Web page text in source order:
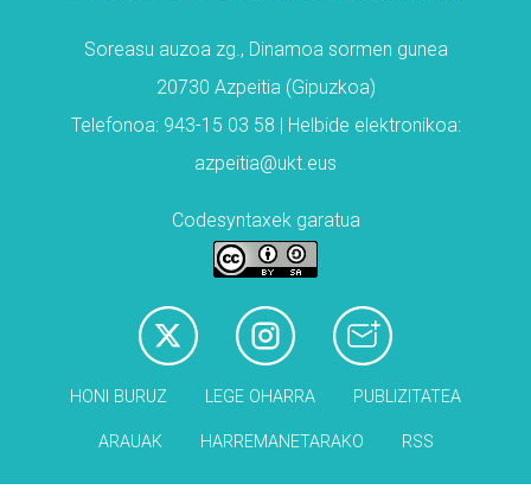
Soreasu auzoa zg., Dinamoa sormen gunea
20730 Azpeitia (Gipuzkoa)
Telefonoa: 943-15 03 58 | Helbide elektronikoa:
azpeitia@ukt.eus
Codesyntaxek garatua
HONI BURUZ LEGE OHARRA PUBLIZITATEA
ARAUAK HARREMANETARAKO RSS